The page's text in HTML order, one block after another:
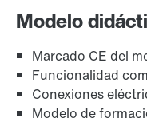
Modelo
Marcado CE del
Funcionalidad
Conexiones
Modelo de